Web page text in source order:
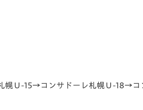
ンサドーレ札幌Ｕ-18→コンサ